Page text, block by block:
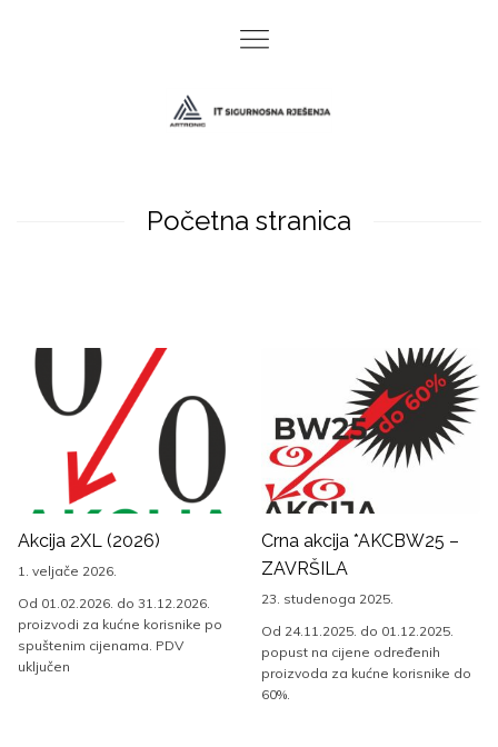
Početna stranica
Akcija 2XL (2026)
1. veljače 2026.
Od 01.02.2026. do 31.12.2026.
proizvodi za kućne korisnike po
spuštenim cijenama. PDV
uključen
Crna akcija *AKCBW25 –
ZAVRŠILA
23. studenoga 2025.
Od 24.11.2025. do 01.12.2025.
popust na cijene određenih
proizvoda za kućne korisnike do
60%.